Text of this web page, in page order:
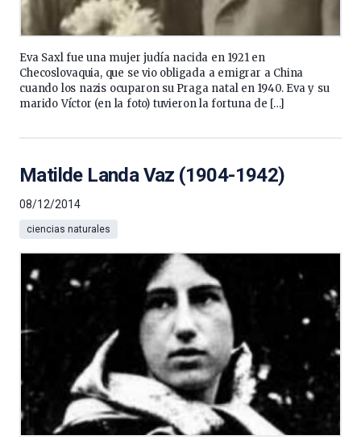
Eva Saxl fue una mujer judía nacida en 1921 en
Checoslovaquia, que se vio obligada a emigrar a China
cuando los nazis ocuparon su Praga natal en 1940. Eva y su
marido Víctor (en la foto) tuvieron la fortuna de […]
Matilde Landa Vaz (1904-1942)
08/12/2014
ciencias naturales